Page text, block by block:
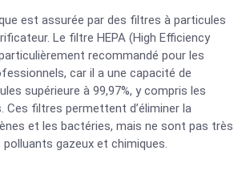
est assurée par des filtres à particules
Le filtre HEPA (High Efficiency
recommandé pour les
car il a une capacité de
supérieure à 99,97%, y compris les
Ces filtres permettent d’éliminer la
et les bactéries, mais ne sont pas très
gazeux et chimiques.